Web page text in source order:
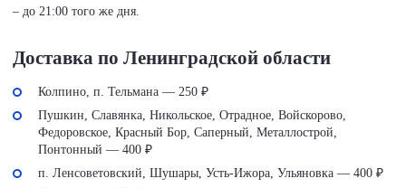
– до 21:00 того же дня.
Доставка по Ленинградской области
Колпино, п. Тельмана — 250 ₽
Пушкин, Славянка, Никольское, Отрадное, Войскорово,
Федоровское, Красный Бор, Саперный, Металлострой,
Понтонный — 400 ₽
п. Ленсоветовский, Шушары, Усть-Ижора, Ульяновка — 400 ₽